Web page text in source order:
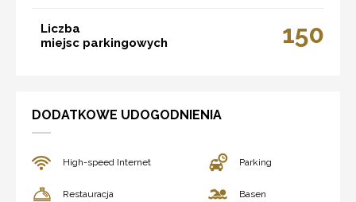
Liczba
miejsc parkingowych
150
DODATKOWE UDOGODNIENIA
High-speed Internet Parking
Restauracja Basen